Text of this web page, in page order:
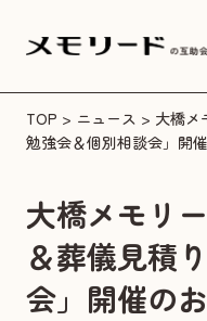
TOP > ニュース > 大橋メ
勉強会＆個別相談会」開
大橋メモリ
＆葬儀見積
会」開催の